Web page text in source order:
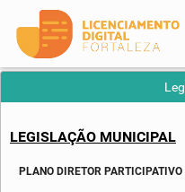
LEGISLAÇÃO MUNICIPAL
PLANO DIRETOR